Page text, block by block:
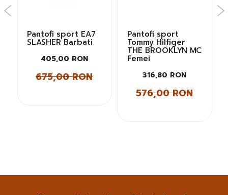
Pantofi sport EA7
SLASHER Barbati
405,00 RON
675,00 RON
Pantofi sport
Tommy Hilfiger
THE BROOKLYN MC
Femei
316,80 RON
576,00 RON